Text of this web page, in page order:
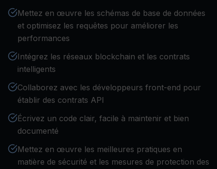
Mettez en œuvre les schémas de base de données
et optimisez les requêtes pour améliorer les
performances
Intégrez les réseaux blockchain et les contrats
intelligents
Collaborez avec les développeurs front-end pour
établir des contrats API
Écrivez un code clair, facile à maintenir et bien
documenté
Mettez en œuvre les meilleures pratiques en
matière de sécurité et les mesures de protection des